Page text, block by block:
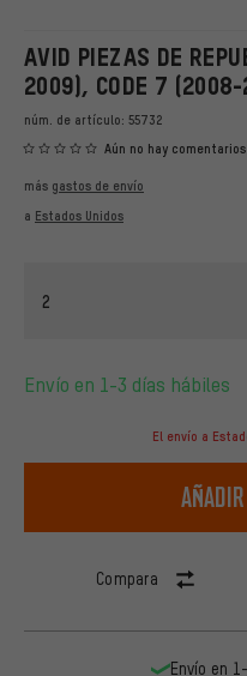
AVID PIEZAS DE
2009), CODE 7 (2008-
núm. de artículo: 55732
Aún no hay comentarios
más gastos de envío
a Estados Unidos
2
Envío en 1-3 días hábiles
El envío a
Compara
Envío en